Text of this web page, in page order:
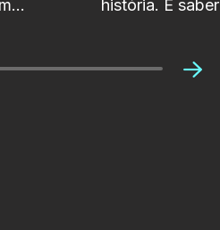
história. É
poderá ajudá-